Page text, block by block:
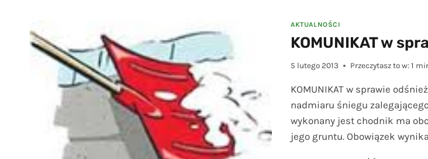
AKTUALNOŚCI
KOMUNIKAT w
5 lutego 2013 Przeczytasz to w: 1
KOMUNIKAT w sprawie
nadmiaru śniegu
wykonany jest chodnik ma
jego gruntu. Obowiązek